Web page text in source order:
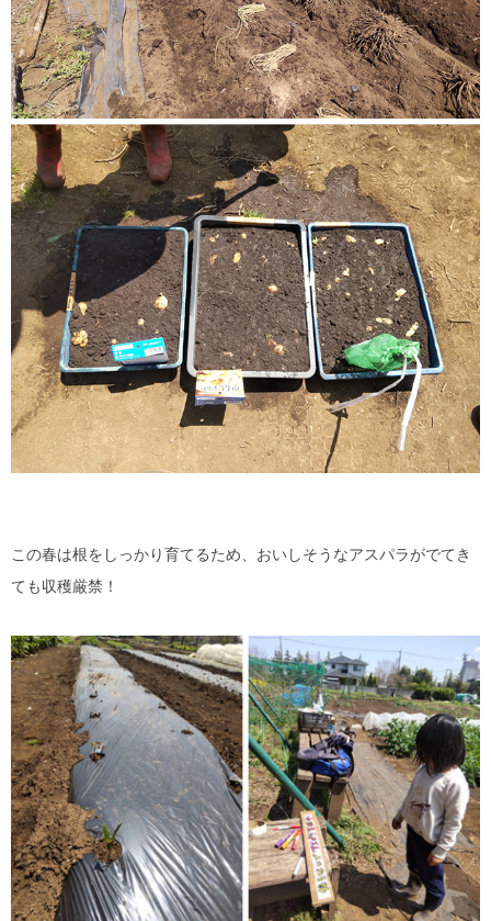
この春は根をしっかり育てるため、おいしそうなアスパラがでてき
ても収穫厳禁！